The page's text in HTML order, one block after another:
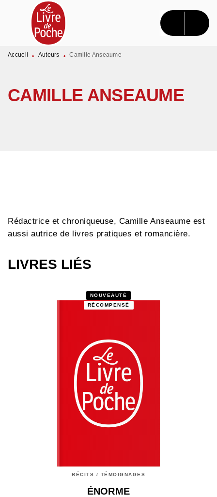
MENU RECHERCHE CONTENU
PIED DE PAGE
Accueil • Auteurs • Camille Anseaume
CAMILLE ANSEAUME
Rédactrice et chroniqueuse, Camille Anseaume est
aussi autrice de livres pratiques et romancière.
LIVRES LIÉS
NOUVEAUTÉ
RÉCOMPENSÉ
RÉCITS / TÉMOIGNAGES
ÉNORME